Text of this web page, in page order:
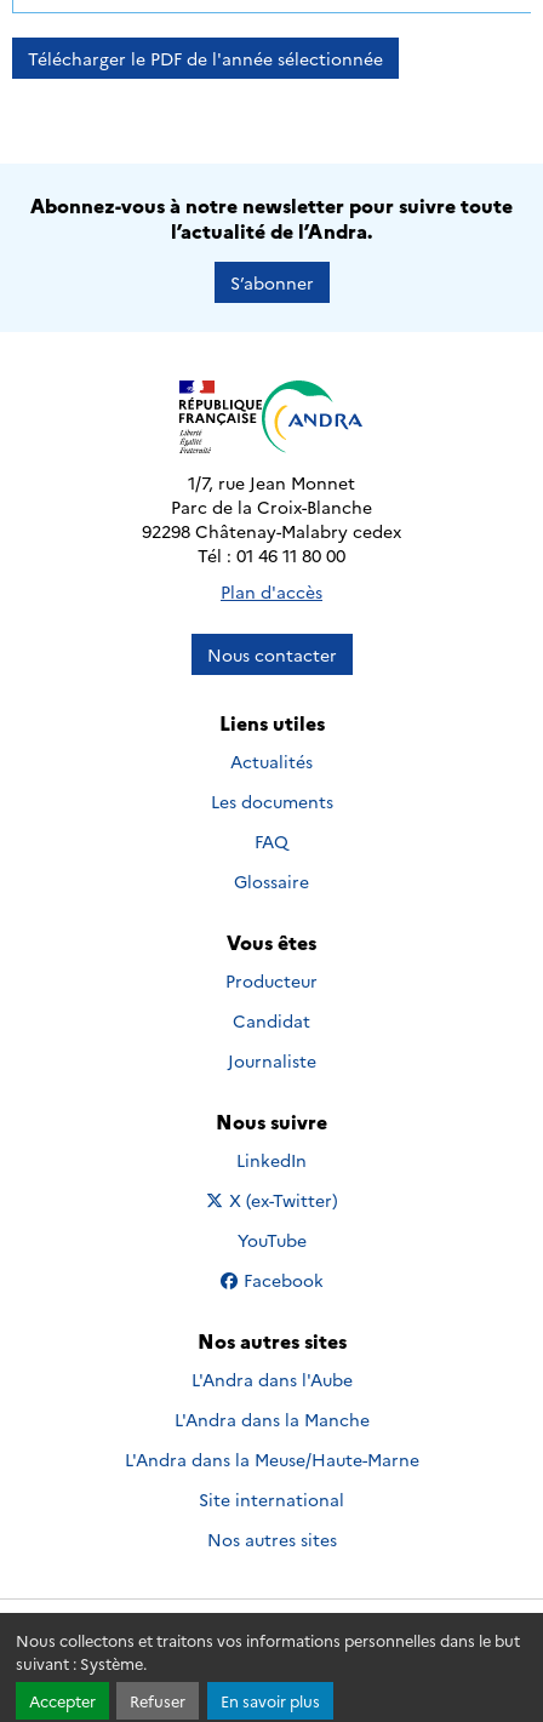
Nous collectons et traitons vos informations personnelles dans le but
suivant : Système.
Accepter
Refuser En savoir plus
Télécharger le PDF de l'année sélectionnée
Abonnez-vous à notre newsletter pour suivre toute
l’actualité de l’Andra.
S’abonner
1/7, rue Jean Monnet
Parc de la Croix-Blanche
92298 Châtenay-Malabry cedex
Tél : 01 46 11 80 00
Plan d'accès
Nous contacter
Liens utiles
Actualités
Les documents
FAQ
Glossaire
Vous êtes
Producteur
Candidat
Journaliste
Nous suivre
Nous suivre sur
LinkedIn
Nous suivre sur
X (ex-Twitter)
Nous suivre sur
YouTube
Nous suivre sur
Facebook
Nos autres sites
L'Andra dans l'Aube
L'Andra dans la Manche
L'Andra dans la Meuse/Haute-Marne
Site international
Nos autres sites
Andra.fr © 2026 - Andra. Tous droits réservés.